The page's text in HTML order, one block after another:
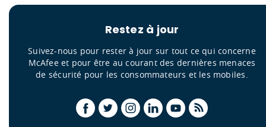
Restez à jour
Suivez-nous pour rester à jour sur tout ce qui concerne
McAfee et pour être au courant des dernières menaces
de sécurité pour les consommateurs et les mobiles.